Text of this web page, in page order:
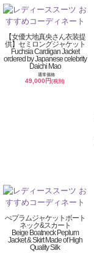
【女優大地真央さん衣装提
供】セミロングジャケット
Fuchsia Cardigan Jacket
ordered by Japanese celebrity
Daichi Mao
通常価格
49,000円(税別)
ぺプラムジャケットボート
ネック&スカート
Beige Boatneck Peplum
Jacket & Skirt Made of High
Quality Silk